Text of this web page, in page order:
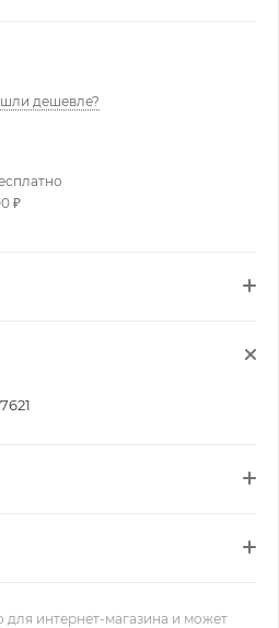
дешевле?
₽
для интернет-магазина и может